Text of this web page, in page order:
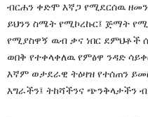
ብርሐን ቀድሞ እኛጋ የሚደርሰዉ
ይህንን ስሜት የሚኮረኩር፤ ጅማት
የሚያስዋኝ ዉብ ቃና ነበር ደምህቶች
ወበቅ የተቀላቀለዉ የምፅዋ ንዳድ
እኛም ወታደራዊ ትዕዛዝ የተሰጠን
እግራችን፤ ትከሻችንና ጭንቅላታችን